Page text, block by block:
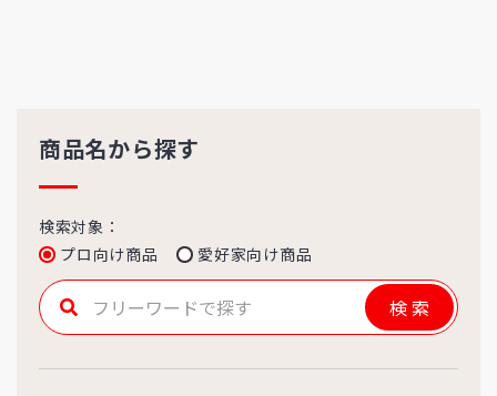
商品名から探す
検索対象：
プロ向け商品
愛好家向け商品
検索